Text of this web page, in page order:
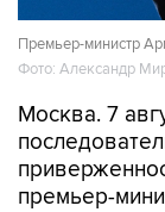
Премьер-министр
Фото: Александр
Москва. 7
премьер-